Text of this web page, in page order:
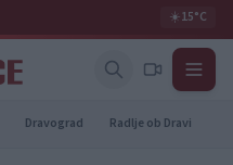
☀️15°C
Dravograd Radlje ob Dravi